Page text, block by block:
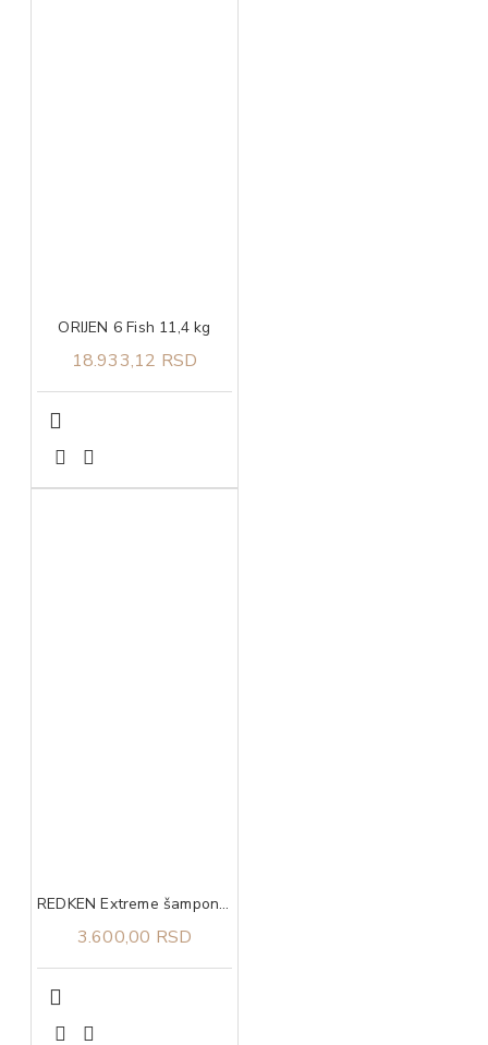
ORIJEN 6 Fish 11,4 kg
18.933,12 RSD
REDKEN Extreme šampon 300 ml
3.600,00 RSD